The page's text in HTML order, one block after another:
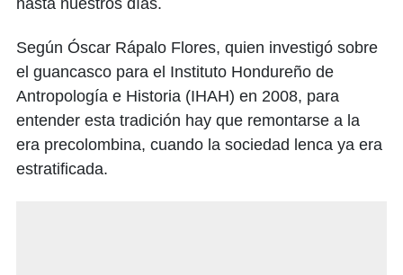
hasta nuestros días.
Según Óscar Rápalo Flores, quien investigó sobre
el guancasco para el Instituto Hondureño de
Antropología e Historia (IHAH) en 2008, para
entender esta tradición hay que remontarse a la
era precolombina, cuando la sociedad lenca ya era
estratificada.